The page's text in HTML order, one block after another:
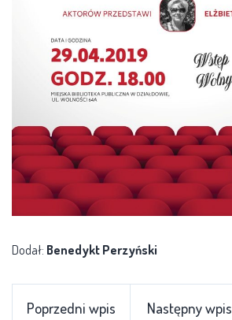
Dodał: Benedykt Perzyński
Poprzedni wpis Następny wpis